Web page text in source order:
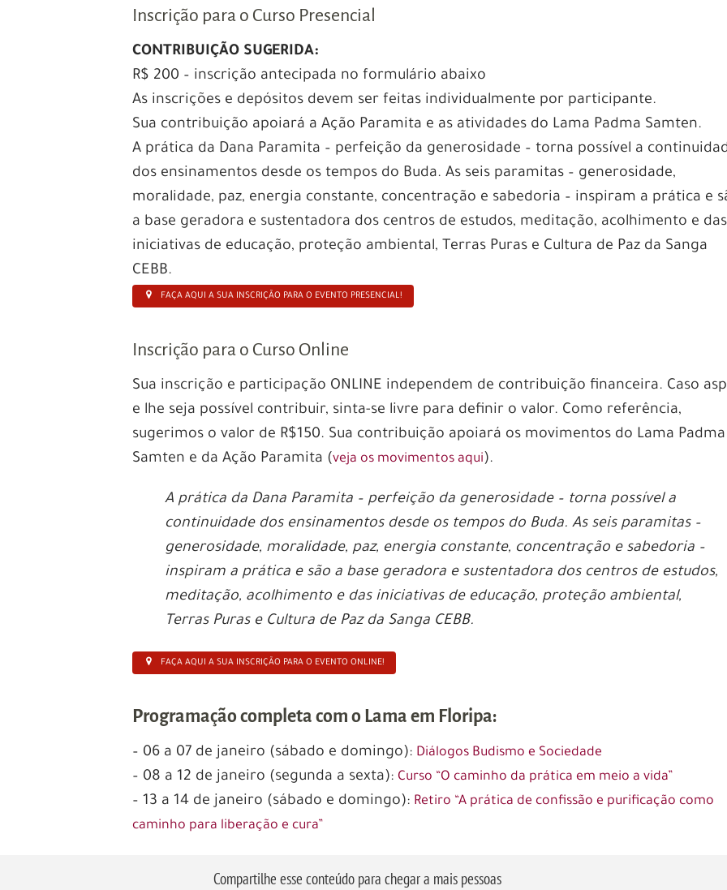
Inscrição para o Curso Presencial
CONTRIBUIÇÃO SUGERIDA:
R$ 200 – inscrição antecipada no formulário abaixo
As inscrições e depósitos devem ser feitas individualmente por participante.
Sua contribuição apoiará a Ação Paramita e as atividades do Lama Padma Samten.
A prática da Dana Paramita – perfeição da generosidade – torna possível a
dos ensinamentos desde os tempos do Buda. As seis paramitas – generosidade,
moralidade, paz, energia constante, concentração e sabedoria – inspiram a prática e
a base geradora e sustentadora dos centros de estudos, meditação, acolhimento e das
iniciativas de educação, proteção ambiental, Terras Puras e Cultura de Paz da Sanga
CEBB.
FAÇA AQUI A SUA INSCRIÇÃO PARA O EVENTO PRESENCIAL!
Inscrição para o Curso Online
Sua inscrição e participação ONLINE independem de contribuição financeira. Caso
e lhe seja possível contribuir, sinta-se livre para definir o valor. Como referência,
sugerimos o valor de R$150. Sua contribuição apoiará os movimentos do Lama Padma
Samten e da Ação Paramita (veja os movimentos aqui).
A prática da Dana Paramita – perfeição da generosidade – torna possível a
continuidade dos ensinamentos desde os tempos do Buda. As seis paramitas –
generosidade, moralidade, paz, energia constante, concentração e sabedoria –
inspiram a prática e são a base geradora e sustentadora dos centros de estudos,
meditação, acolhimento e das iniciativas de educação, proteção ambiental,
Terras Puras e Cultura de Paz da Sanga CEBB.
FAÇA AQUI A SUA INSCRIÇÃO PARA O EVENTO ONLINE!
Programação completa com o Lama em Floripa:
– 06 a 07 de janeiro (sábado e domingo): Diálogos Budismo e Sociedade
– 08 a 12 de janeiro (segunda a sexta): Curso “O caminho da prática em meio a vida”
– 13 a 14 de janeiro (sábado e domingo): Retiro “A prática de confissão e purificação como
caminho para liberação e cura”
Compartilhe esse conteúdo para chegar a mais pessoas